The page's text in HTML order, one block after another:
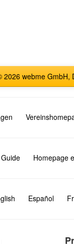
2026 webme GmbH,
Homepage
Español